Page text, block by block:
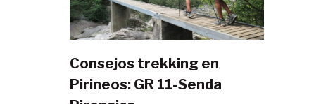
DE
CAMPAÑA?
Consejos trekking en
Pirineos: GR 11-Senda